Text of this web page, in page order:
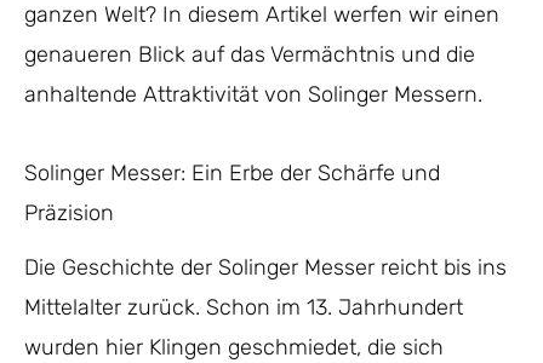
ganzen Welt? In diesem Artikel werfen wir einen
genaueren Blick auf das Vermächtnis und die
anhaltende Attraktivität von Solinger Messern.
Solinger Messer: Ein Erbe der Schärfe und
Präzision
Die Geschichte der Solinger Messer reicht bis ins
Mittelalter zurück. Schon im 13. Jahrhundert
wurden hier Klingen geschmiedet, die sich